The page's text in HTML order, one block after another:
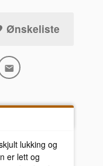
Ønskeliste
lukking og
er lett og